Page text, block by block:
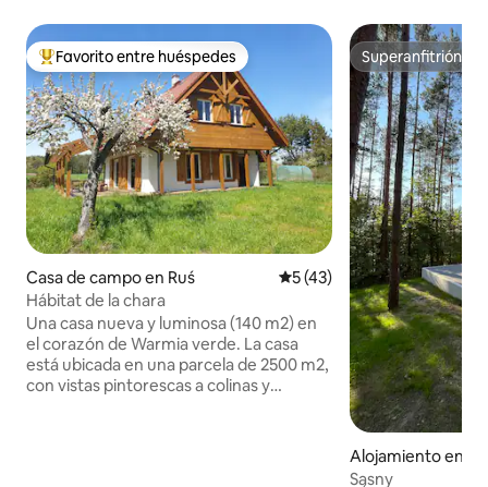
Favorito entre huéspedes preferido
Favorito entre huéspedes
Casa de campo en Ruś Calificación promedio: 5 de
5 (43)
Hábitat de la chara
Una casa nueva y luminosa (140 m2) en
el corazón de Warmia verde. La casa
está ubicada en una parcela de 2500 m2,
con vistas pintorescas a colinas y
Superanfitrión
Superanfitrión
Alojamiento en
Sąsny